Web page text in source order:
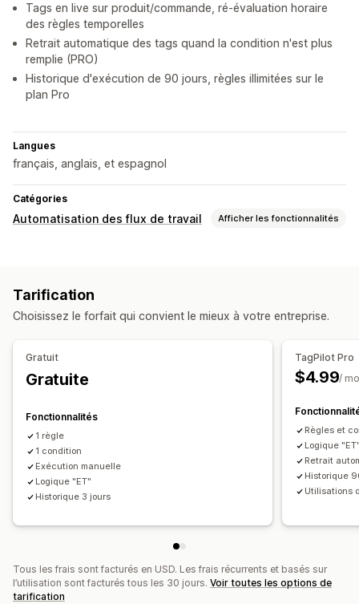
Tags en live sur produit/commande, ré-évaluation horaire
des règles temporelles
Retrait automatique des tags quand la condition n'est plus
remplie (PRO)
Historique d'exécution de 90 jours, règles illimitées sur le
plan Pro
Langues
français, anglais, et espagnol
Catégories
Automatisation des flux de travail Afficher les fonctionnalités
Tarification
Choisissez le forfait qui convient le mieux à votre entreprise.
Gratuit
Gratuite
Fonctionnalités
1 règle
1 condition
Exécution manuelle
Logique "ET"
Historique 3 jours
TagPilot Pro
$4.99/
Règles et
Logique
Retrait
Historique
Utilisations
Tous les frais sont facturés en USD. Les frais récurrents et basés sur
l’utilisation sont facturés tous les 30 jours. Voir toutes les options de
tarification